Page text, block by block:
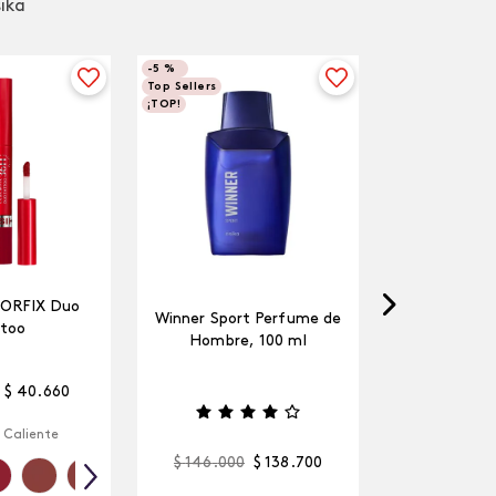
Duo
$ 40 .660
Caliente
-5 %
Top Sellers
¡TOP!
Winner Sport Perfume de
Hombre, 100 ml
$ 146.000 $ 138 .700